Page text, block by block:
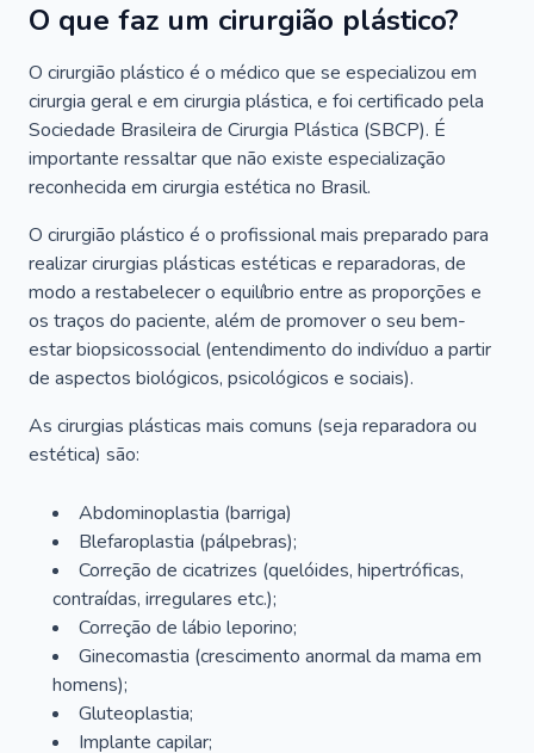
O que faz um cirurgião plástico?
O cirurgião plástico é o médico que se especializou em
cirurgia geral e em cirurgia plástica, e foi certificado pela
Sociedade Brasileira de Cirurgia Plástica (SBCP). É
importante ressaltar que não existe especialização
reconhecida em cirurgia estética no Brasil.
O cirurgião plástico é o profissional mais preparado para
realizar cirurgias plásticas estéticas e reparadoras, de
modo a restabelecer o equilíbrio entre as proporções e
os traços do paciente, além de promover o seu bem-
estar biopsicossocial (entendimento do indivíduo a partir
de aspectos biológicos, psicológicos e sociais).
As cirurgias plásticas mais comuns (seja reparadora ou
estética) são:
Abdominoplastia (barriga)
Blefaroplastia (pálpebras);
Correção de cicatrizes (quelóides, hipertróficas,
contraídas, irregulares etc.);
Correção de lábio leporino;
Ginecomastia (crescimento anormal da mama em
homens);
Gluteoplastia;
Implante capilar;